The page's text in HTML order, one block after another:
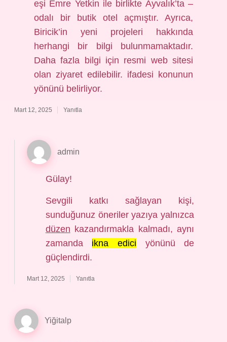
eşi Emre Yetkin ile birlikte Ayvalık’ta –
odalı bir butik otel açmıştır. Ayrıca,
Biricik’in yeni projeleri hakkında
herhangi bir bilgi bulunmamaktadır.
Daha fazla bilgi için resmi web sitesi
olan ziyaret edilebilir. ifadesi konunun
yönünü belirliyor.
Mart 12, 2025 Yanıtla
admin
Gülay!
Sevgili katkı sağlayan kişi,
sunduğunuz öneriler yazıya yalnızca
düzen kazandırmakla kalmadı, aynı
zamanda ikna edici yönünü de
güçlendirdi.
Mart 12, 2025 Yanıtla
Yiğitalp